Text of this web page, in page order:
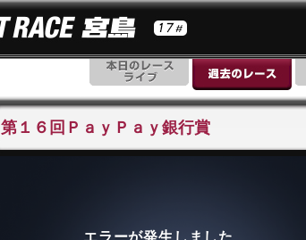
第１６回ＰａｙＰａｙ銀行賞